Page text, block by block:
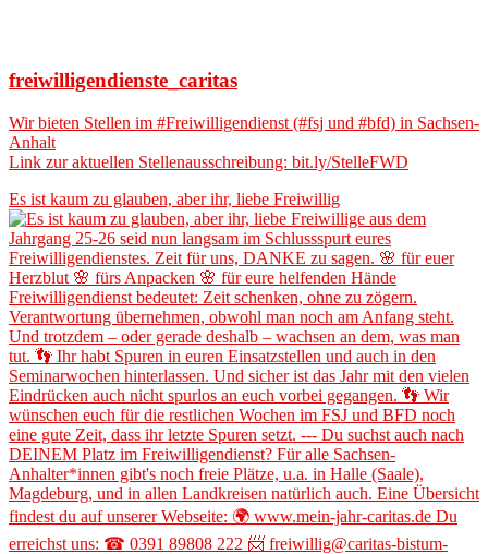
freiwilligendienste_caritas
Wir bieten Stellen im #Freiwilligendienst (#fsj und #bfd) in Sachsen-
Anhalt
Link zur aktuellen Stellenausschreibung: bit.ly/StelleFWD
Es ist kaum zu glauben, aber ihr, liebe Freiwillig